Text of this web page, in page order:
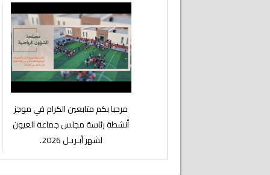
⁨مرحبا بكم متابعين الكرام في موجز
أنشطة رئاسة مجلس جماعة العيون
لشهر أبـريـل 2026.